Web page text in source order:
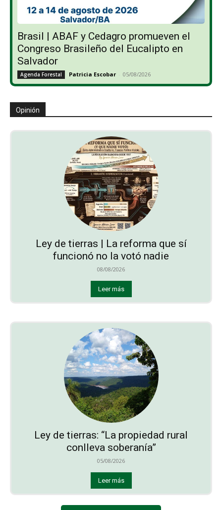
Brasil | ABAF y Cedagro promueven el
Congreso Brasileño del Eucalipto en
Salvador
Agenda Forestal Patricia Escobar - 05/08/2026
Opinión
Ley de tierras | La reforma que sí
funcionó no la votó nadie
08/08/2026
Leer más
Ley de tierras: “La propiedad rural
conlleva soberanía”
05/08/2026
Leer más